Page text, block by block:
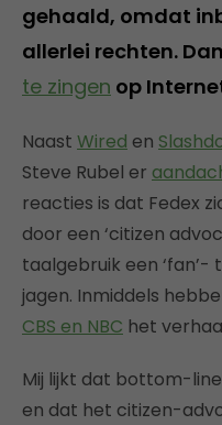
gehaald, omdat
allerlei rechten.
te zingen op
Naast Wired en
Steve Rubel er
reacties is dat Fedex
door een ‘citizen
taalgebruik een
jagen. Inmiddels
CBS en NBC het
Mij lijkt dat bottom-
en dat het citizen-